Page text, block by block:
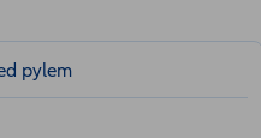
pylem